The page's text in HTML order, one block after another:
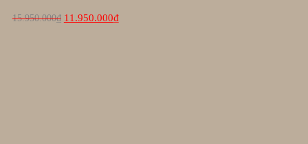
15.950.000₫
Giá
gốc
11.950.000₫Giá
hiện